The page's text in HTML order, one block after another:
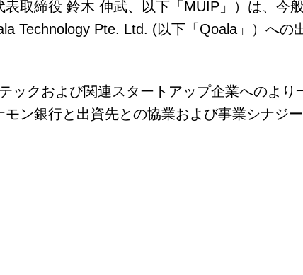
取締役 鈴木 伸武、以下「MUIP」）は、今
Technology Pte. Ltd. (以下「Qoala」）への
ックおよび関連スタートアップ企業へのよ
ン銀行と出資先との協業および事業シナジ